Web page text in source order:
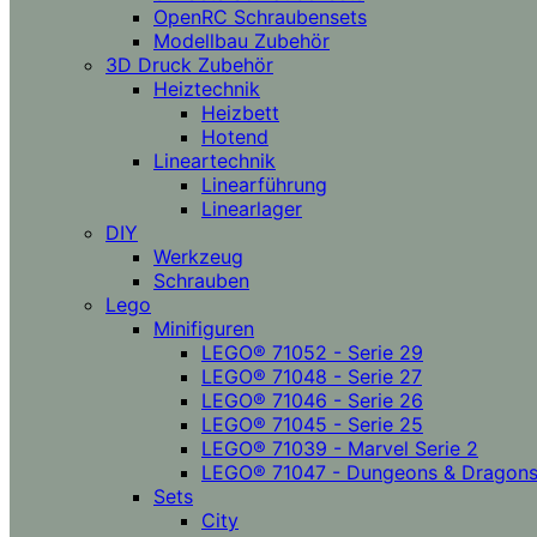
OpenRC Schraubensets
Modellbau Zubehör
3D Druck Zubehör
Heiztechnik
Heizbett
Hotend
Lineartechnik
Linearführung
Linearlager
DIY
Werkzeug
Schrauben
Lego
Minifiguren
LEGO® 71052 - Serie 29
LEGO® 71048 - Serie 27
LEGO® 71046 - Serie 26
LEGO® 71045 - Serie 25
LEGO® 71039 - Marvel Serie 2
LEGO® 71047 - Dungeons & Dragons
Sets
City